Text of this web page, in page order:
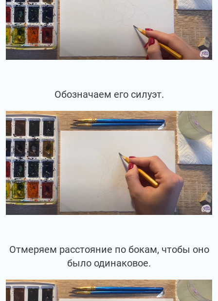
Обозначаем его силуэт.
Отмеряем расстояние по бокам, чтобы оно
было одинаковое.